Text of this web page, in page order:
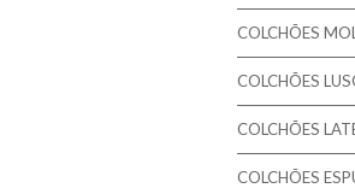
Pikolin -
Pikolin -
Colmed -
Lusocolchão -
COLCHÕES
Colchões
Colchões
COLCHÕES
COLCHÕES
COLCHÕES
COLCHÕES